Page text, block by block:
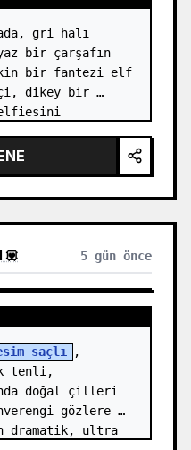
gri halı
bir çarşafın
bir fantezi elf
dikey bir
default="bir elf
💟 5 gün önce
saçlı
,
tenli,
doğal çilleri
gözlere
dramatik, ultra